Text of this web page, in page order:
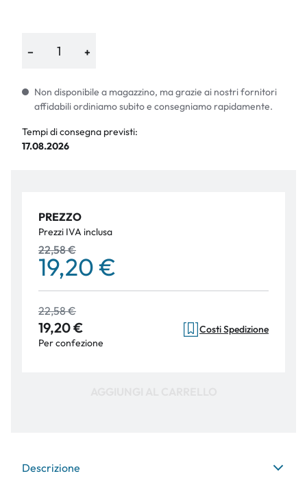
− +
Non disponibile a magazzino, ma grazie ai nostri fornitori
affidabili ordiniamo subito e consegniamo rapidamente.
Tempi di consegna previsti:
17.08.2026
PREZZO
Prezzi IVA inclusa
22,58 €
19,20 €
22,58 €
19,20 €
Per confezione
Costi Spedizione
Descrizione